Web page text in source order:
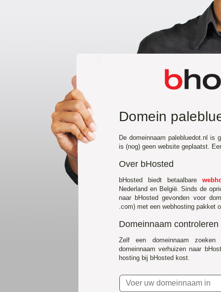
Domein
De domeinnaam palebluedot.nl is
is (nog) geen website geplaatst.
Over bHosted
bHosted biedt betaalbare
Nederland en België. Sinds de
naar bHosted gevonden voor
.com) met een webhosting pakket
Domeinnaam controleren
Zelf een domeinnaam
domeinnaam verhuizen naar
hosting bij bHosted kost.